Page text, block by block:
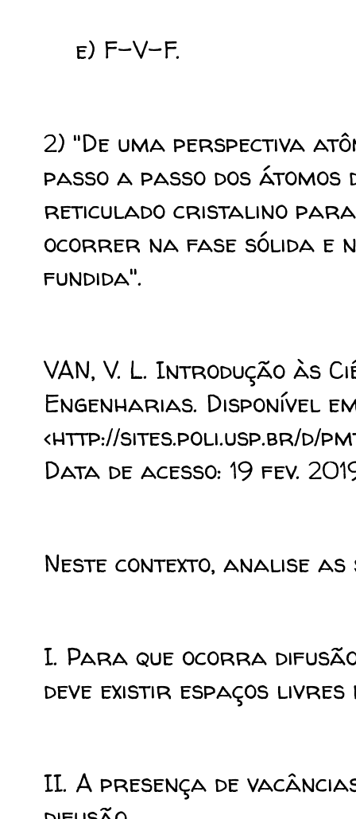
e) F-V-F.
2) "De uma perspectiva
passo a passo dos átomos
reticulado cristalino
ocorrer na fase sólida e
fundida".
VAN, V. L. Introdução às
Engenharias. Disponível
<http://sites.poli.usp.br/d/
Data de acesso: 19 fev.
Neste contexto, analise as
I. Para que ocorra
deve existir espaços
II. A presença de